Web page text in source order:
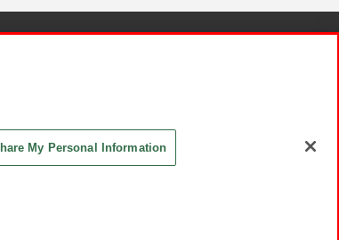
My Personal Information